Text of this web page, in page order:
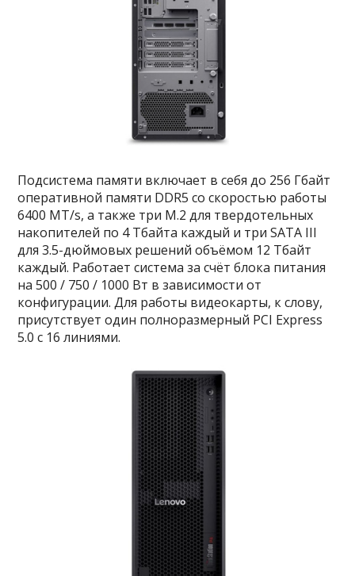
Подсистема памяти включает в себя до 256 Гбайт
оперативной памяти DDR5 со скоростью работы
6400 MT/s, а также три M.2 для твердотельных
накопителей по 4 Тбайта каждый и три SATA III
для 3.5-дюймовых решений объёмом 12 Тбайт
каждый. Работает система за счёт блока питания
на 500 / 750 / 1000 Вт в зависимости от
конфигурации. Для работы видеокарты, к слову,
присутствует один полноразмерный PCI Express
5.0 с 16 линиями.